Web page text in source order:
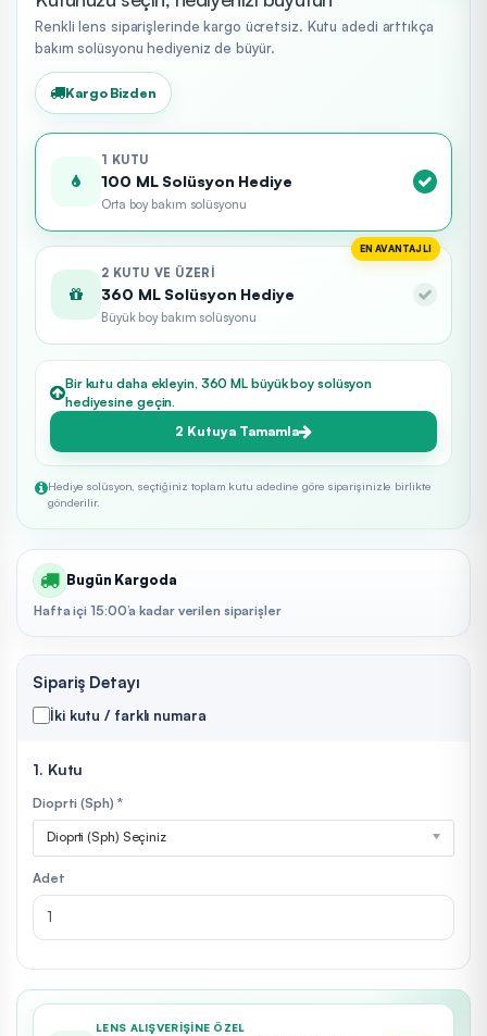
Renkli lens siparişlerinde kargo ücretsiz. Kutu adedi arttıkça
bakım solüsyonu hediyeniz de büyür.
Kargo Bizden
1 KUTU
100 ML Solüsyon Hediye
Orta boy bakım solüsyonu
EN AVANTAJLI
2 KUTU VE ÜZERI
360 ML Solüsyon Hediye
Büyük boy bakım solüsyonu
Bir kutu daha ekleyin, 360 ML büyük boy solüsyon
hediyesine geçin.
2 Kutuya Tamamla
Hediye solüsyon, seçtiğiniz toplam kutu adedine göre siparişinizle birlikte
gönderilir.
Bugün Kargoda
Hafta içi 15:00’a kadar verilen siparişler
Sipariş Detayı
İki kutu / farklı numara
1. Kutu
Dioprti (Sph) *
Dioprti (Sph) Seçiniz
Adet
LENS ALIŞVERIŞINE ÖZEL